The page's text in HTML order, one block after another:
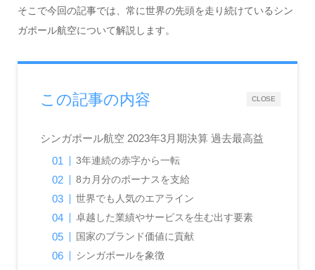
そこで今回の記事では、常に世界の先頭を走り続けているシン
ガポール航空について解説します。
CLOSE
この記事の内容
シンガポール航空 2023年3月期決算 過去最高益
3年連続の赤字から一転
8カ月分のボーナスを支給
世界でも人気のエアライン
卓越した業績やサービスを生む出す要素
国家のブランド価値に貢献
シンガポールを象徴